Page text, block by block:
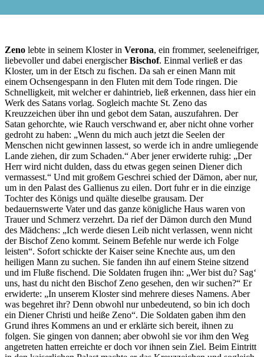
Zeno lebte in seinem Kloster in Verona, ein frommer, seeleneifriger,
liebevoller und dabei energischerBischof. Einmal verließ er das
Kloster, um in der Etsch zu fischen. Da sah er einen Mann mit
einem Ochsengespann in den Fluten mit dem Tode ringen. Die
Schnelligkeit, mit welcher er dahintrieb, ließ erkennen, dass hier ein
Werk des Satans vorlag. Sogleich machte St. Zeno das
Kreuzzeichen über ihn und gebot dem Satan, auszufahren. Der
Satan gehorchte, wie Rauch verschwand er, aber nicht ohne vorher
gedroht zu haben: „Wenn du mich auch jetzt die Seelen der
Menschen nicht gewinnen lassest, so werde ich in andre umliegende
Lande ziehen, dir zum Schaden.“ Aber jener erwiderte ruhig: „Der
Herr wird nicht dulden, dass du etwas gegen seinen Diener dich
vermassest.“ Und mit großem Geschrei schied der Dämon, aber nur,
um in den Palast des Gallienus zu eilen. Dort fuhr er in die einzige
Tochter des Königs und quälte dieselbe grausam. Der
bedauernswerte Vater und das ganze königliche Haus waren von
Trauer und Schmerz verzehrt. Da rief der Dämon durch den Mund
des Mädchens: „Ich werde diesen Leib nicht verlassen, wenn nicht
der Bischof Zeno kommt. Seinem Befehle nur werde ich Folge
leisten“. Sofort schickte der Kaiser seine Knechte aus, um den
heiligen Mann zu suchen. Sie fanden ihn auf einem Steine sitzend
und im Fluße fischend. Die Soldaten frugen ihn: „Wer bist du? Sag‘
uns, hast du nicht den Bischof Zeno gesehen, den wir suchen?“ Er
erwiderte: „In unserem Kloster sind mehrere dieses Namens. Aber
was begehret ihr? Denn obwohl nur unbedeutend, so bin ich doch
ein Diener Christi und heiße Zeno“. Die Soldaten gaben ihm den
Grund ihres Kommens an und er erklärte sich bereit, ihnen zu
folgen. Sie gingen von dannen; aber obwohl sie vor ihm den Weg
angetreten hatten erreichte er doch vor ihnen sein Ziel. Beim Eintritt